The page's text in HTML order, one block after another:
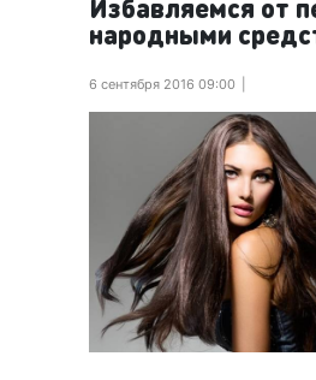
Избавляемся от
народными
6 сентября 2016 09:00